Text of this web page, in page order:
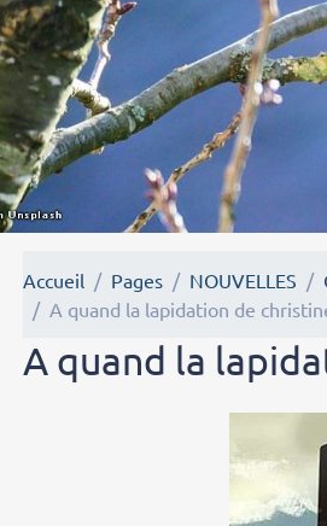
Accueil Pages NOUVELLES
A quand la lapidation de
A quand la